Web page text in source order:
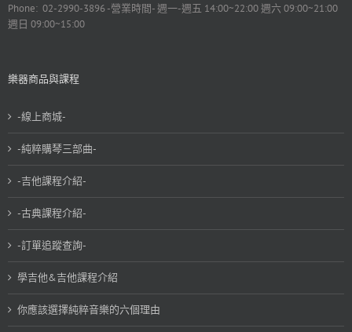
Phone: 02-2990-3896 -營業時間- 週一-週五 14:00~22:00 週六 09:00~21:00
週日 09:00~15:00
樂器商品與課程
-線上商城-
-純粹購琴三部曲-
-吉他課程介紹-
-古典課程介紹-
-訂單追蹤查詢-
學吉他&吉他課程介紹
你應該選擇純粹音樂的六個理由